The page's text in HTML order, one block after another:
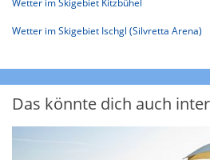
Wetter im Skigebiet Ischgl (Silvretta Arena)
Das könnte dich auch